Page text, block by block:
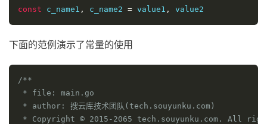
const c_name1 , c_name2 = value1 , value2
下面的范例演示了常量的使用
/**
* file: main.go
* author: 搜云库技术团队(tech.souyunku.com)
* Copyright © 2015-2065 tech.souyunku.com. All